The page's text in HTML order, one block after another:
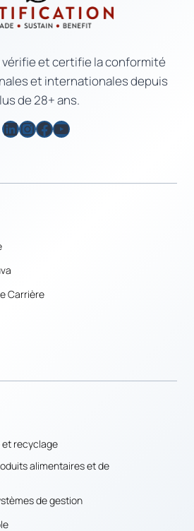
et certifie la conformité
et internationales depuis
de 28+ ans.
LinkedIn
Instagram
Facebook
YouTube
Carrière
recyclage
alimentaires et de
de gestion